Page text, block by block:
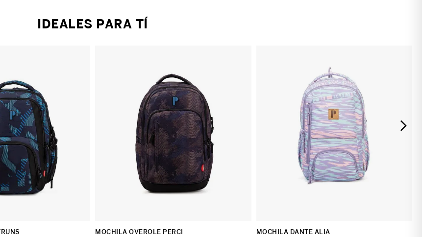
IDEALES PARA TÍ
MOCHILA OVEROLE PERCI MOCHILA DANTE ALIA